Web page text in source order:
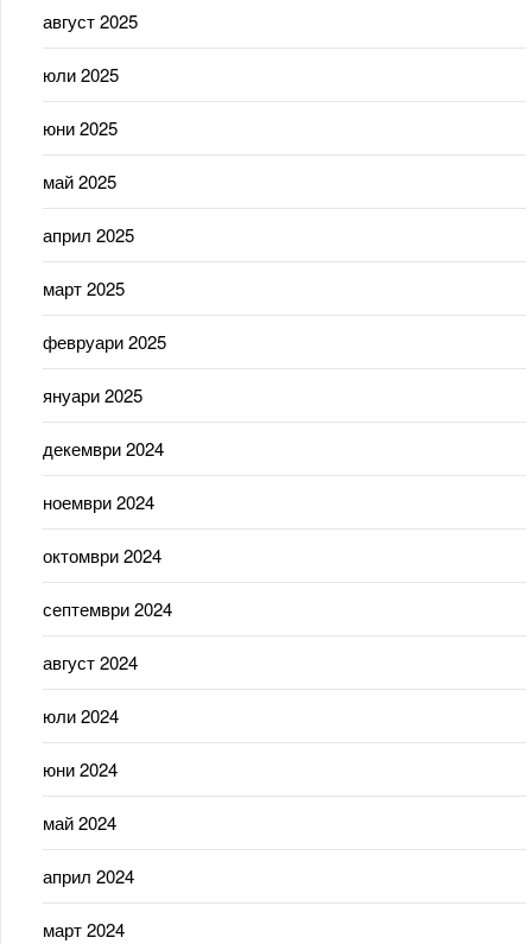
август 2025
юли 2025
юни 2025
май 2025
април 2025
март 2025
февруари 2025
януари 2025
декември 2024
ноември 2024
октомври 2024
септември 2024
август 2024
юли 2024
юни 2024
май 2024
април 2024
март 2024